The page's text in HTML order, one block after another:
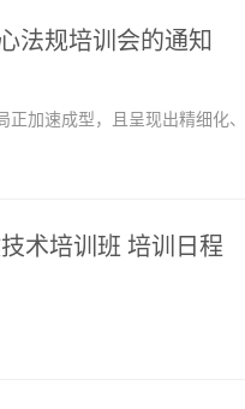
法规培训会的通知
速成型，且呈现出精细化、
术培训班 培训日程